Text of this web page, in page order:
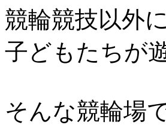
競輪競技以外
子どもたちが
そんな競輪場